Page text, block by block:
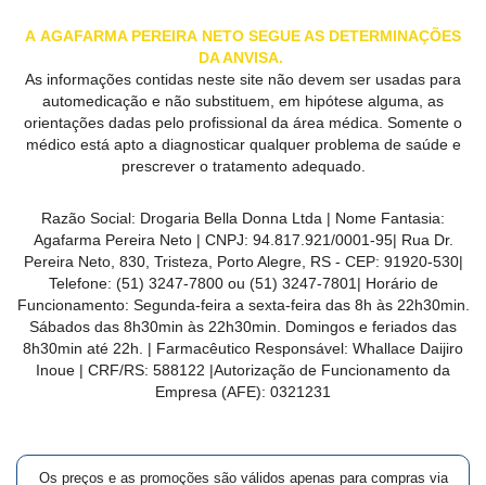
LOJAS
MAIS
PRÓXIMA
DO
CLIENTE
A AGAFARMA PEREIRA NETO SEGUE AS DETERMINAÇÕES
DA ANVISA.
As informações contidas neste site não devem ser usadas para
automedicação e não substituem, em hipótese alguma, as
orientações dadas pelo profissional da área médica. Somente o
médico está apto a diagnosticar qualquer problema de saúde e
prescrever o tratamento adequado.
Razão Social: Drogaria Bella Donna Ltda | Nome Fantasia:
Agafarma Pereira Neto | CNPJ: 94.817.921/0001-95| Rua Dr.
Pereira Neto, 830, Tristeza, Porto Alegre, RS - CEP: 91920-530|
Telefone: (51) 3247-7800 ou (51) 3247-7801 | Horário de
Funcionamento: Segunda-feira a sexta-feira das 8h às 22h30min.
Sábados das 8h30min às 22h30min. Domingos e feriados das
8h30min até 22h. | Farmacêutico Responsável: Whallace Daijiro
Inoue | CRF/RS: 588122 |Autorização de Funcionamento da
Empresa (AFE): 0321231
Os preços e as promoções são válidos apenas para compras via